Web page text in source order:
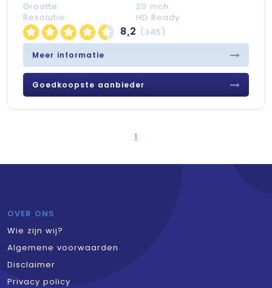
Grootte:
20 inch
Resolutie:
HD Ready
8,2 (345)
Meer informatie
Goedkoopste aanbieder
1
OVER ONS
Wie zijn wij?
Algemene voorwaarden
Disclaimer
Privacy policy